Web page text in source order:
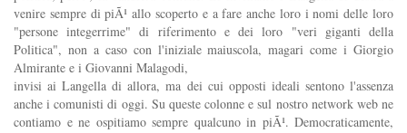
venire sempre di piÃ¹ allo scoperto e a fare anche loro i nomi delle loro
"persone integerrime" di riferimento e dei loro "veri giganti della
Politica", non a caso con l'iniziale maiuscola, magari come i Giorgio
Almirante e i Giovanni Malagodi,
invisi ai Langella di allora, ma dei cui opposti ideali sentono l'assenza
anche i comunisti di oggi. Su queste colonne e sul nostro network web ne
contiamo e ne ospitiamo sempre qualcuno in piÃ¹. Democraticamente,